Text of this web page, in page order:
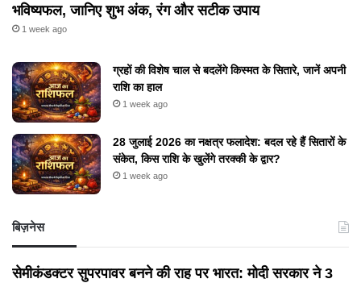
भविष्यफल, जानिए शुभ अंक, रंग और सटीक उपाय
1 week ago
ग्रहों की विशेष चाल से बदलेंगे किस्मत के सितारे, जानें अपनी
राशि का हाल
1 week ago
28 जुलाई 2026 का नक्षत्र फलादेश: बदल रहे हैं सितारों के
संकेत, किस राशि के खुलेंगे तरक्की के द्वार?
1 week ago
बिज़नेस
सेमीकंडक्टर सुपरपावर बनने की राह पर भारत: मोदी सरकार ने 3